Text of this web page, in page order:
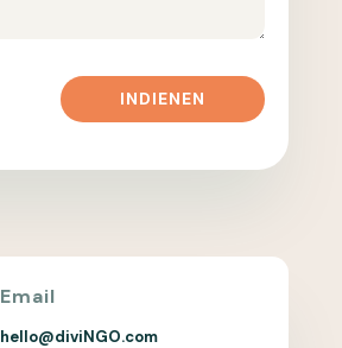
INDIENEN
Email
hello@diviNGO.com